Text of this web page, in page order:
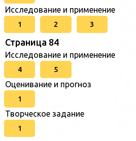
Исследование и применение
1 2 3
Страница 84
Исследование и применение
4 5
Оценивание и прогноз
1
Творческое задание
1